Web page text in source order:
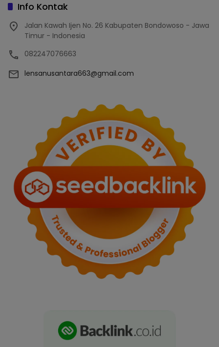
Info Kontak
Jalan Kawah Ijen No. 26 Kabupaten Bondowoso - Jawa
Timur - Indonesia
082247076663
lensanusantara663@gmail.com